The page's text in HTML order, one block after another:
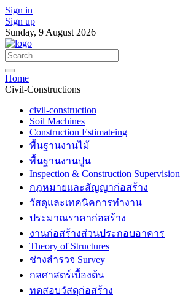
Sign in
Sign up
Sunday, 9 August 2026
Home
Civil-Constructions
civil-construction
Soil Machines
Construction Estimateing
พื้นฐานงานไม้
พื้นฐานงานปูน
Inspection & Construction Supervision
กฎหมายและสัญญาก่อสร้าง
วัสดุและเทคนิคการทำงาน
ประมาณราคาก่อสร้าง
งานก่อสร้างส่วนประกอบอาคาร
Theory of Structures
ช่างสำรวจ Survey
กลศาสตร์เบื้องต้น
ทดสอบวัสดุก่อสร้าง